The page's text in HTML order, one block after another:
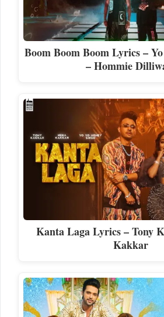
Boom Boom Boom Lyrics –
– Hommie
Kanta Laga Lyrics – Tony
Kakkar